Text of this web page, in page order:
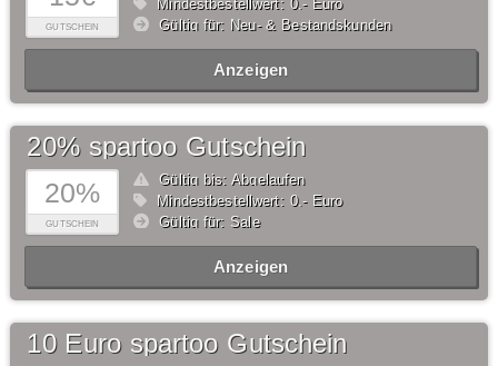
GUTSCHEIN
Mindestbestellwert: 0,- Euro
Gültig für: Neu- & Bestandskunden
Anzeigen
20%
GUTSCHEIN
20% spartoo Gutschein
Gültig bis: Abgelaufen
Mindestbestellwert: 0,- Euro
Gültig für: Sale
Anzeigen
10 Euro spartoo Gutschein